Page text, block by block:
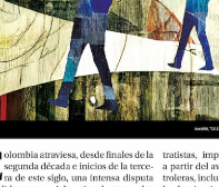
16 marzo, 2016 Escrito por:
El desarrollo
América